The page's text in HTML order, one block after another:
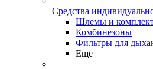
Средства
Шлемы и
Комбинезоны
Фильтры для
Еще